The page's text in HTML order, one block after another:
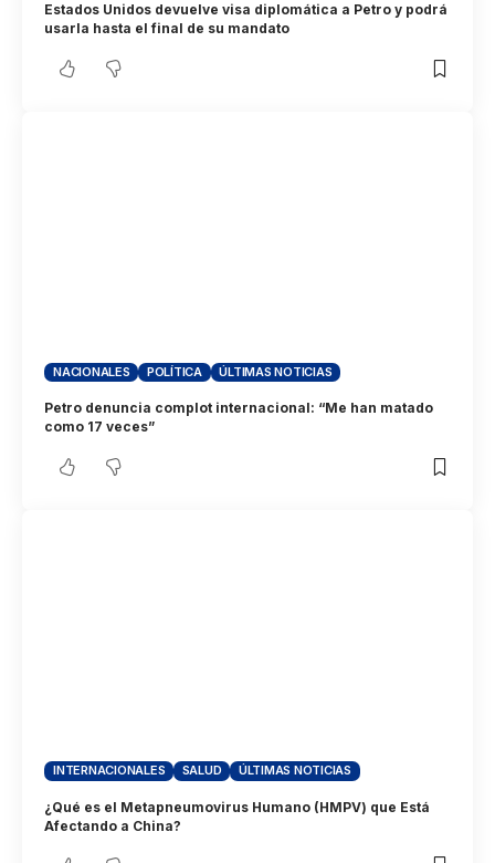
Estados Unidos devuelve visa diplomática a Petro y podrá
usarla hasta el final de su mandato
NACIONALES POLÍTICA ÚLTIMAS NOTICIAS
Petro denuncia complot internacional: “Me han matado
como 17 veces”
INTERNACIONALES SALUD ÚLTIMAS NOTICIAS
¿Qué es el Metapneumovirus Humano (HMPV) que Está
Afectando a China?